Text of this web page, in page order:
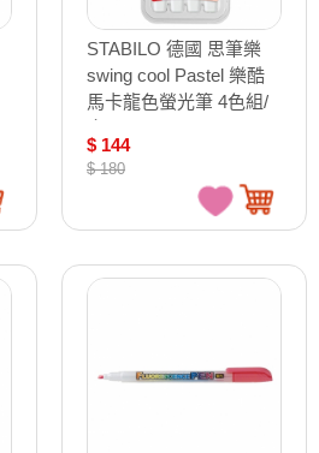
STABILO 德國 思筆樂
swing cool Pastel 樂酷
馬卡龍色螢光筆 4色組/
$ 144
$ 180